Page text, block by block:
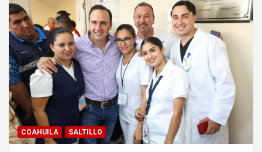
COAHUILA SALTILLO